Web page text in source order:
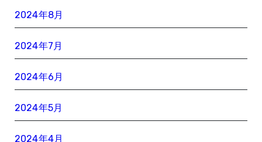
2024年8月
2024年7月
2024年6月
2024年5月
2024年4月